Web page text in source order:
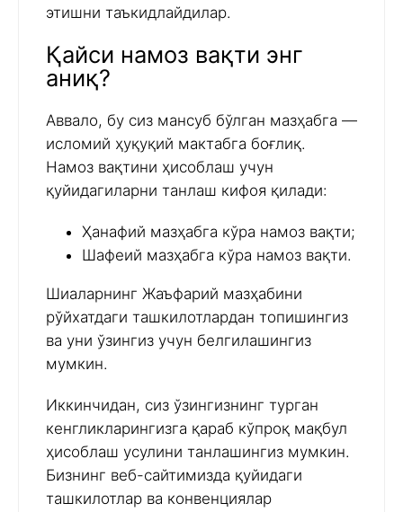
этишни таъкидлайдилар.
Қайси намоз вақти энг
аниқ?
Аввало, бу сиз мансуб бўлган мазҳабга —
исломий ҳуқуқий мактабга боғлиқ.
Намоз вақтини ҳисоблаш учун
қуйидагиларни танлаш кифоя қилади:
Ҳанафий мазҳабга кўра намоз вақти;
Шафеий мазҳабга кўра намоз вақти.
Шиаларнинг Жаъфарий мазҳабини
рўйхатдаги ташкилотлардан топишингиз
ва уни ўзингиз учун белгилашингиз
мумкин.
Иккинчидан, сиз ўзингизнинг турган
кенгликларингизга қараб кўпроқ мақбул
ҳисоблаш усулини танлашингиз мумкин.
Бизнинг веб-сайтимизда қуйидаги
ташкилотлар ва конвенциялар